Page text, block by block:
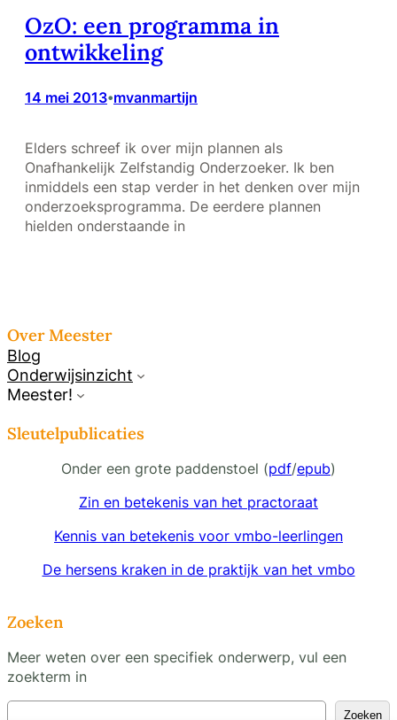
OzO: een programma in
ontwikkeling
14 mei 2013•mvanmartijn
Elders schreef ik over mijn plannen als
Onafhankelijk Zelfstandig Onderzoeker. Ik ben
inmiddels een stap verder in het denken over mijn
onderzoeksprogramma. De eerdere plannen
hielden onderstaande in
Over Meester
Blog
Onderwijsinzicht
Meester!
Sleutelpublicaties
Onder een grote paddenstoel (pdf/epub)
Zin en betekenis van het practoraat
Kennis van betekenis voor vmbo-leerlingen
De hersens kraken in de praktijk van het vmbo
Zoeken
Meer weten over een specifiek onderwerp, vul een
zoekterm in
Zoeken